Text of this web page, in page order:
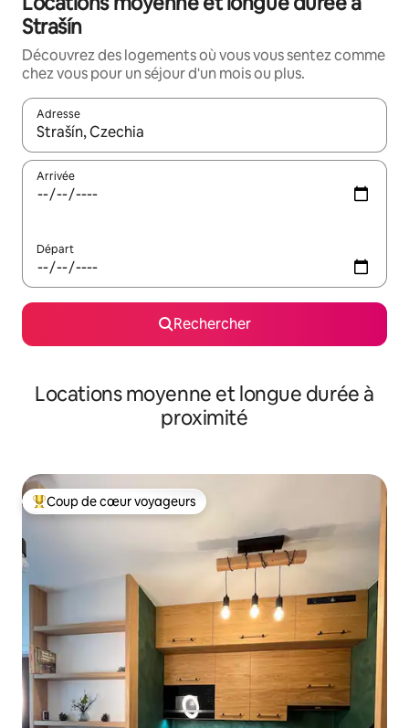
Strašín
Découvrez des logements où vous vous sentez comme
chez vous pour un séjour d'un mois ou plus.
Adresse
Lorsque les résultats s'affichent, utilisez les flèches vers le
Arrivée
Départ
Rechercher
Locations moyenne et longue durée à
proximité
Coups de cœur voyageurs les plus appréciés
Coup de cœur voyageurs